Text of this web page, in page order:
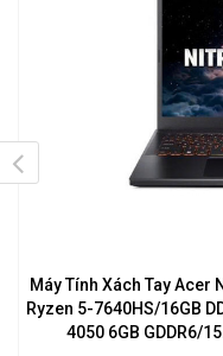
Máy Tính Xách Tay Acer
Ryzen 5-7640HS/16GB
4050 6GB GDDR6/